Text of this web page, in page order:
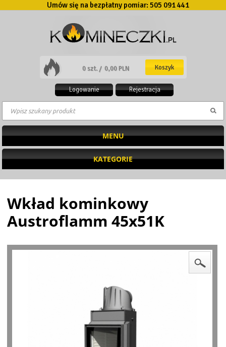
Umów się na bezpłatny pomiar: 505 091 441
0 szt. / 0,00 PLN Koszyk
Rejestracja
Logowanie
MENU
KATEGORIE
Wkład kominkowy
Austroflamm 45x51K